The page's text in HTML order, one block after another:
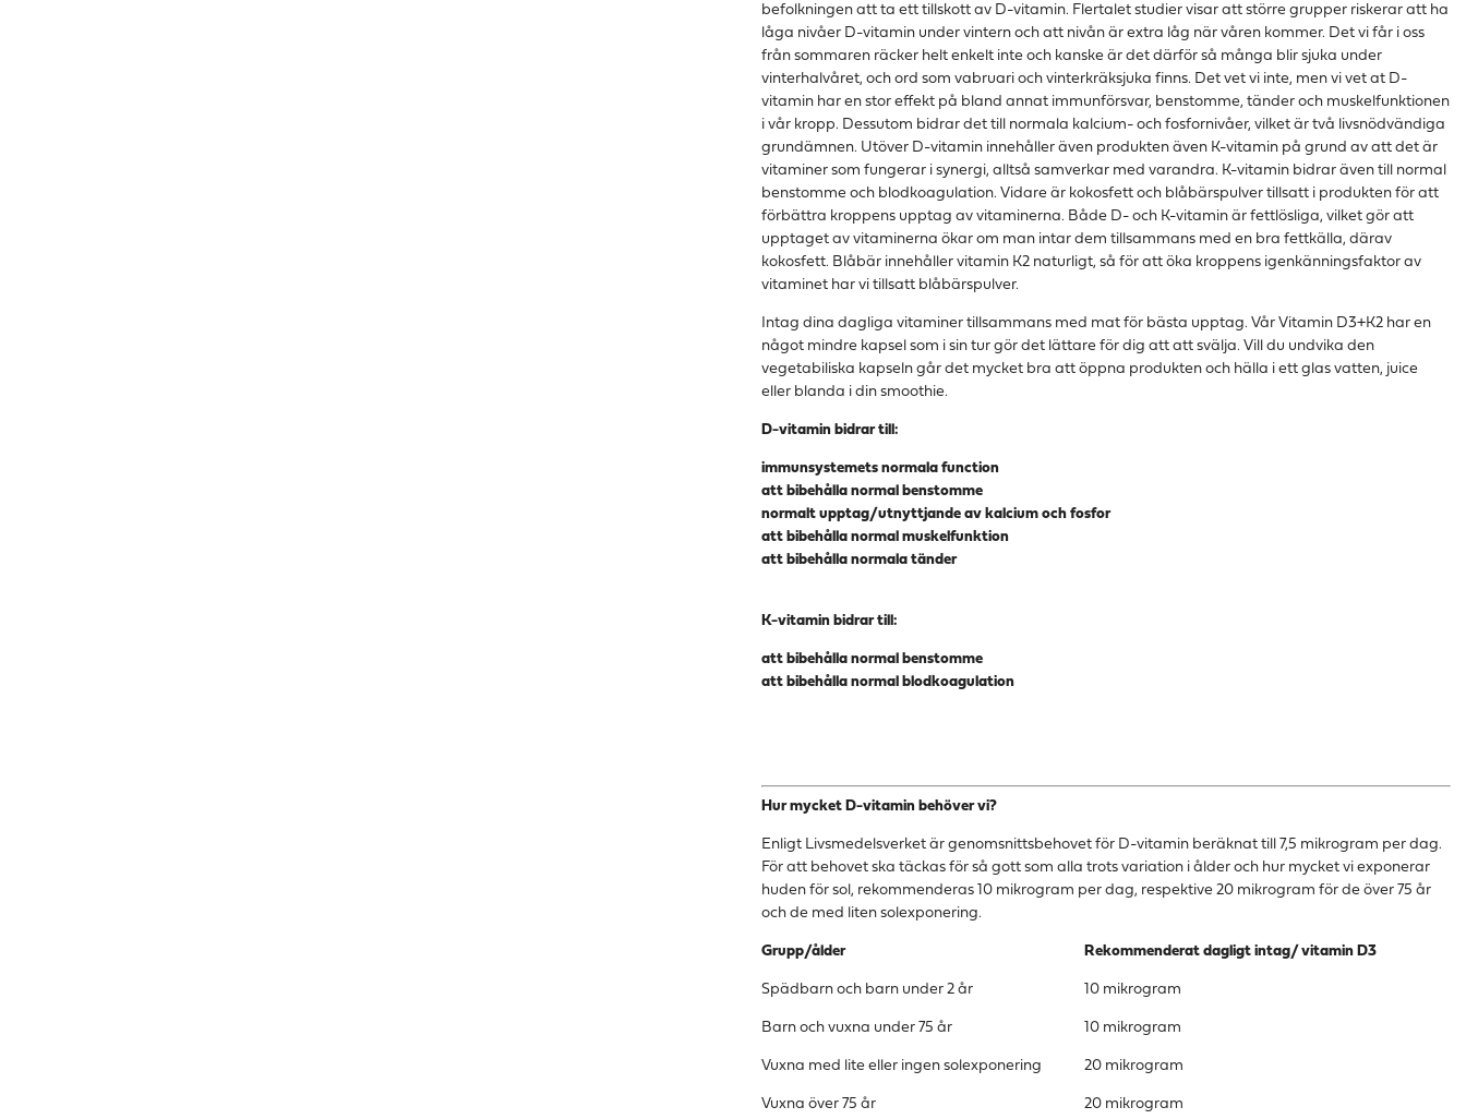
befolkningen att ta ett tillskott av D-vitamin. Flertalet studier visar att större grupper riskerar att ha
låga nivåer D-vitamin under vintern och att nivån är extra låg när våren kommer. Det vi får i oss
från sommaren räcker helt enkelt inte och kanske är det därför så många blir sjuka under
vinterhalvåret, och ord som vabruari och vinterkräksjuka finns. Det vet vi inte, men vi vet at D-
vitamin har en stor effekt på bland annat immunförsvar, benstomme, tänder och muskelfunktionen
i vår kropp. Dessutom bidrar det till normala kalcium- och fosfornivåer, vilket är två livsnödvändiga
grundämnen. Utöver D-vitamin innehåller även produkten även K-vitamin på grund av att det är
vitaminer som fungerar i synergi, alltså samverkar med varandra. K-vitamin bidrar även till normal
benstomme och blodkoagulation. Vidare är kokosfett och blåbärspulver tillsatt i produkten för att
förbättra kroppens upptag av vitaminerna. Både D- och K-vitamin är fettlösliga, vilket gör att
upptaget av vitaminerna ökar om man intar dem tillsammans med en bra fettkälla, därav
kokosfett. Blåbär innehåller vitamin K2 naturligt, så för att öka kroppens igenkänningsfaktor av
vitaminet har vi tillsatt blåbärspulver.
Intag dina dagliga vitaminer tillsammans med mat för bästa upptag. Vår Vitamin D3+K2 har en
något mindre kapsel som i sin tur gör det lättare för dig att att svälja. Vill du undvika den
vegetabiliska kapseln går det mycket bra att öppna produkten och hälla i ett glas vatten, juice
eller blanda i din smoothie.
D-vitamin bidrar till:
immunsystemets normala function
att bibehålla normal benstomme
normalt upptag/utnyttjande av kalcium och fosfor
att bibehålla normal muskelfunktion
att bibehålla normala tänder
K-vitamin bidrar till:
att bibehålla normal benstomme
att bibehålla normal blodkoagulation
Hur mycket D-vitamin behöver vi?
Enligt Livsmedelsverket är genomsnittsbehovet för D-vitamin beräknat till 7,5 mikrogram per dag.
För att behovet ska täckas för så gott som alla trots variation i ålder och hur mycket vi exponerar
huden för sol, rekommenderas 10 mikrogram per dag, respektive 20 mikrogram för de över 75 år
och de med liten solexponering.
Grupp/ålder Rekommenderat dagligt intag/ vitamin D3
Spädbarn och barn under 2 år 10 mikrogram
Barn och vuxna under 75 år 10 mikrogram
Vuxna med lite eller ingen solexponering 20 mikrogram
Vuxna över 75 år 20 mikrogram